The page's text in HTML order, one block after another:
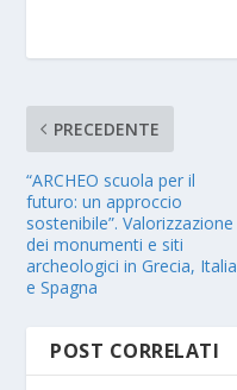
PRECEDENTE
“ARCHEO scuola per il
futuro: un approccio
sostenibile”. Valorizzazione
dei monumenti e siti
archeologici in Grecia, Italia
e Spagna
POST CORRELATI